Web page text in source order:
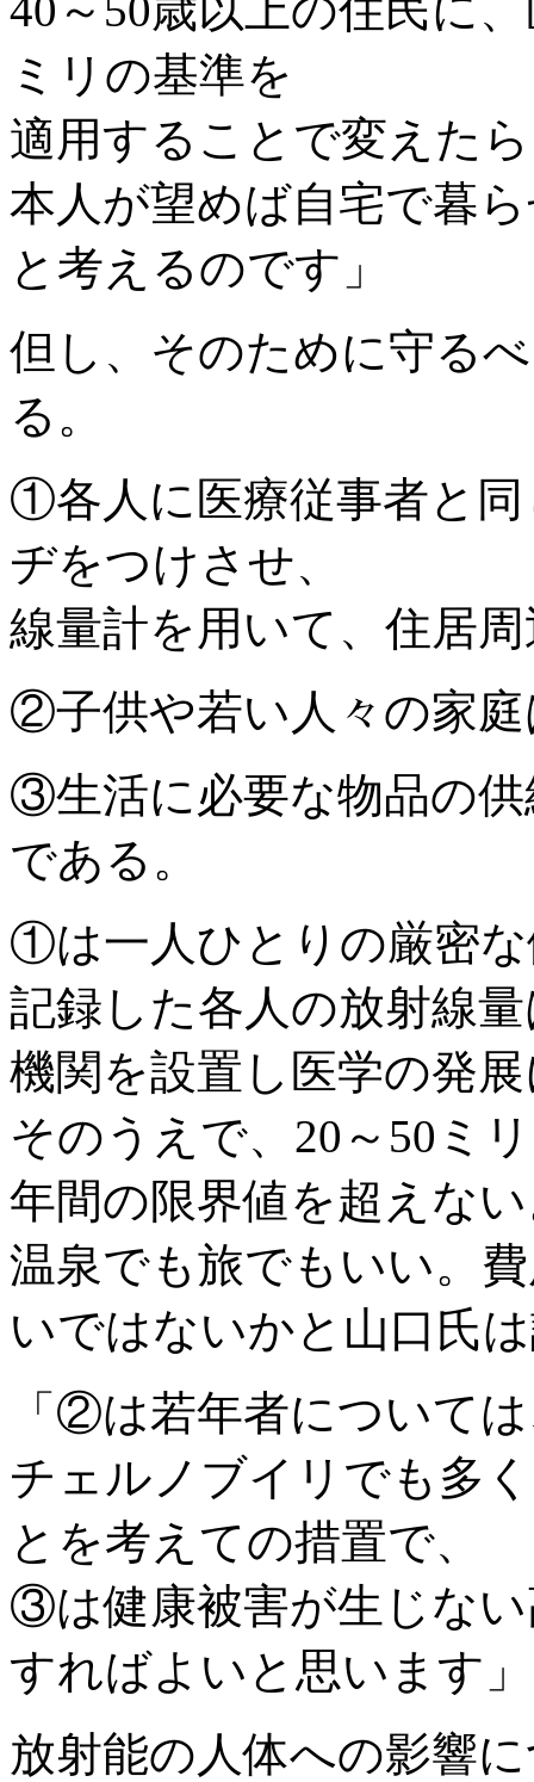
40～50歳以上の住民に
ミリの基準を
適用することで変えた
本人が望めば自宅で暮
と考えるのです」
但し、そのために守る
る。
①各人に医療従事者と
ヂをつけさせ、
線量計を用いて、住居
②子供や若い人々の家
③生活に必要な物品の
である。
①は一人ひとりの厳密
記録した各人の放射線
機関を設置し医学の発
そのうえで、20～50ミ
年間の限界値を超えな
温泉でも旅でもいい。
いではないかと山口氏
「②は若年者について
チェルノブイリでも多
とを考えての措置で、
③は健康被害が生じな
すればよいと思います」
放射能の人体への影響